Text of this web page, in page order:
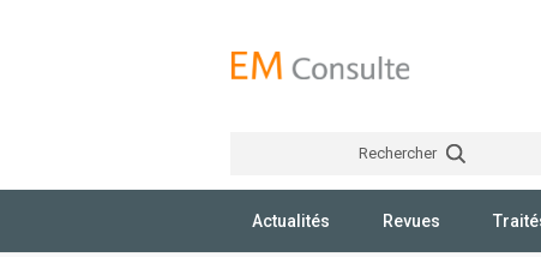
Rechercher
Actualités Revues